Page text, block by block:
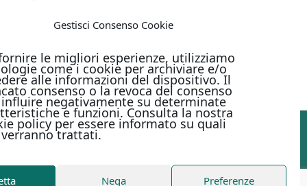
Gestisci Consenso Cookie
le migliori esperienze, utilizziamo
come i cookie per archiviare e/o
alle informazioni del dispositivo. Il
consenso o la revoca del consenso
negativamente su determinate
e funzioni. Consulta la nostra
policy per essere informato su quali
trattati.
Nega Preferenze
PAGAMENTI ONLINE CON